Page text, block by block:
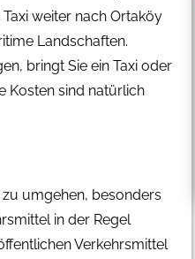
weiter nach Ortaköy
Landschaften.
bringt Sie ein Taxi oder
Kosten sind natürlich
umgehen, besonders
in der Regel
Verkehrsmittel